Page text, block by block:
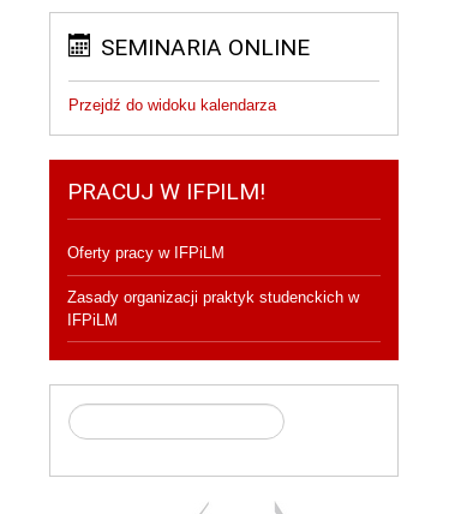
SEMINARIA ONLINE
Przejdź do widoku kalendarza
PRACUJ W IFPILM!
Oferty pracy w IFPiLM
Zasady organizacji praktyk studenckich w
IFPiLM